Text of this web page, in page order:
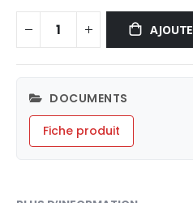
DOCUMENTS
Fiche produit